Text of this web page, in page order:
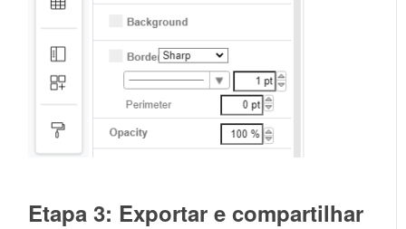
Etapa 3: Exportar e compartilhar